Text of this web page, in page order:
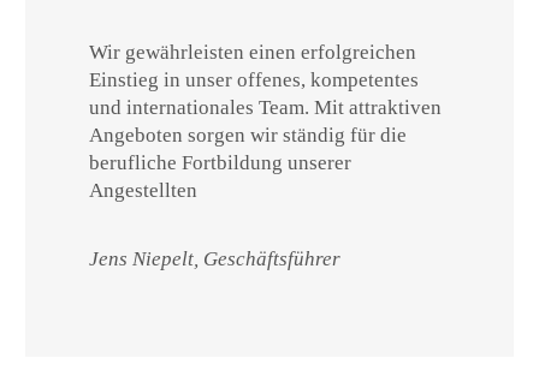
Wir gewährleisten einen erfolgreichen
Einstieg in unser offenes, kompetentes
und internationales Team. Mit attraktiven
Angeboten sorgen wir ständig für die
berufliche Fortbildung unserer
Angestellten
Jens Niepelt, Geschäftsführer